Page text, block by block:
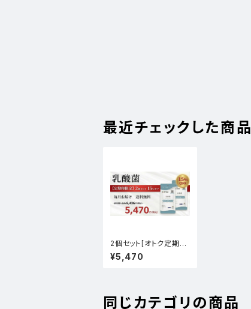
最近チェックした商品
2個セット[オトク定期
便]乳酸菌
¥5,470
同じカテゴリの商品